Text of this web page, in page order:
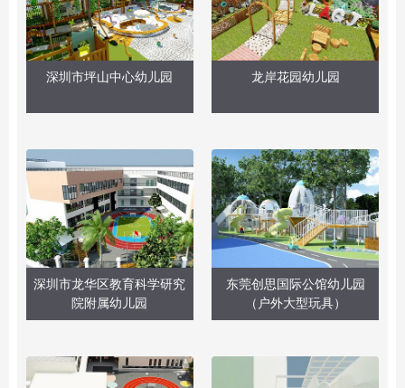
深圳市坪山中心幼儿园 龙岸花园幼儿园
深圳市龙华区教育科学研究
院附属幼儿园
东莞创思国际公馆幼儿园
（户外大型玩具）